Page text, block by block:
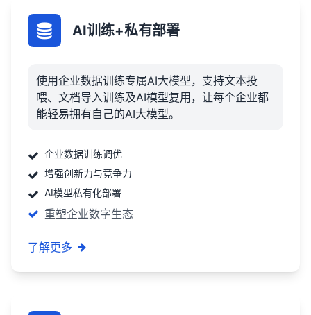
AI训练+私有部署
使用企业数据训练专属AI大模型，支持文本投
喂、文档导入训练及AI模型复用，让每个企业都
能轻易拥有自己的AI大模型。
企业数据训练调优
增强创新力与竞争力
AI模型私有化部署
重塑企业数字生态
了解更多